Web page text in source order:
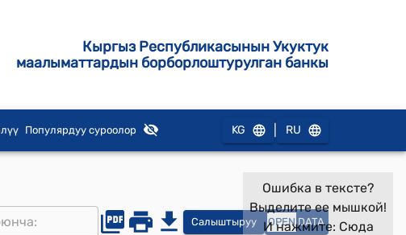
Кыргыз Республикасынын Укуктук
маалыматтардын борборлоштурулган банкы
Популярдуу суроолор KG RU
Салыштыруу OPEN DATA
Ошибка в тексте?
Выделите ее мышкой!
И нажмите: Сюда